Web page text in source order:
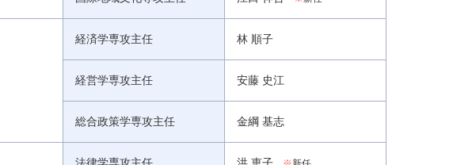
経済学専攻主任 林 順子
経営学専攻主任 安藤 史江
総合政策学専攻主任 金綱 基志